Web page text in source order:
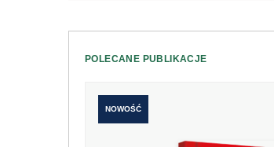
POLECANE PUBLIKACJE
NOWOŚĆ